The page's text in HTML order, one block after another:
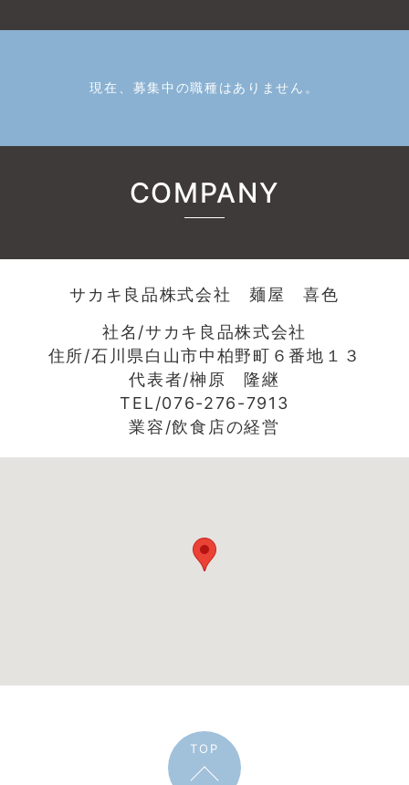
現在、募集中の職種はありません。
COMPANY
サカキ良品株式会社 麺屋 喜色
社名/サカキ良品株式会社
住所/石川県白山市中柏野町６番地１３
代表者/榊原 隆継
TEL/076-276-7913
業容/飲食店の経営
TOP